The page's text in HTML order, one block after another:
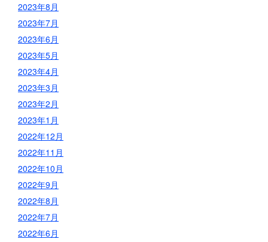
2023年8月
2023年7月
2023年6月
2023年5月
2023年4月
2023年3月
2023年2月
2023年1月
2022年12月
2022年11月
2022年10月
2022年9月
2022年8月
2022年7月
2022年6月